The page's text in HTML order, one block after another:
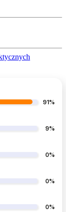
91%
9%
0%
0%
0%